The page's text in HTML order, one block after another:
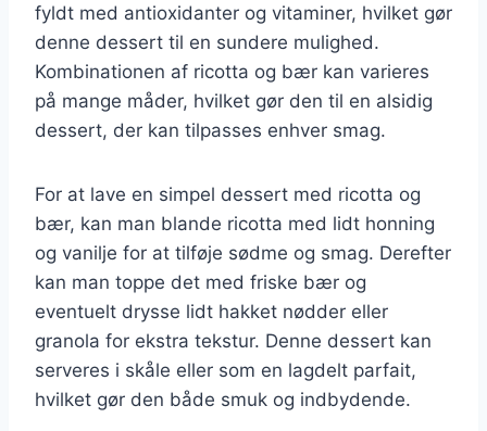
fyldt med antioxidanter og vitaminer, hvilket gør
denne dessert til en sundere mulighed.
Kombinationen af ricotta og bær kan varieres
på mange måder, hvilket gør den til en alsidig
dessert, der kan tilpasses enhver smag.
For at lave en simpel dessert med ricotta og
bær, kan man blande ricotta med lidt honning
og vanilje for at tilføje sødme og smag. Derefter
kan man toppe det med friske bær og
eventuelt drysse lidt hakket nødder eller
granola for ekstra tekstur. Denne dessert kan
serveres i skåle eller som en lagdelt parfait,
hvilket gør den både smuk og indbydende.